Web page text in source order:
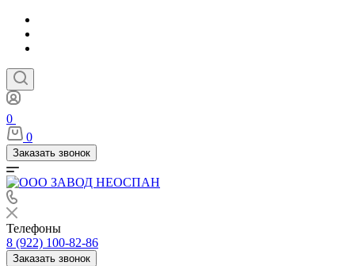
0
0
Заказать звонок
Телефоны
8 (922) 100-82-86
Заказать звонок